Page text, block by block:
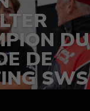
DU
DE
SWS